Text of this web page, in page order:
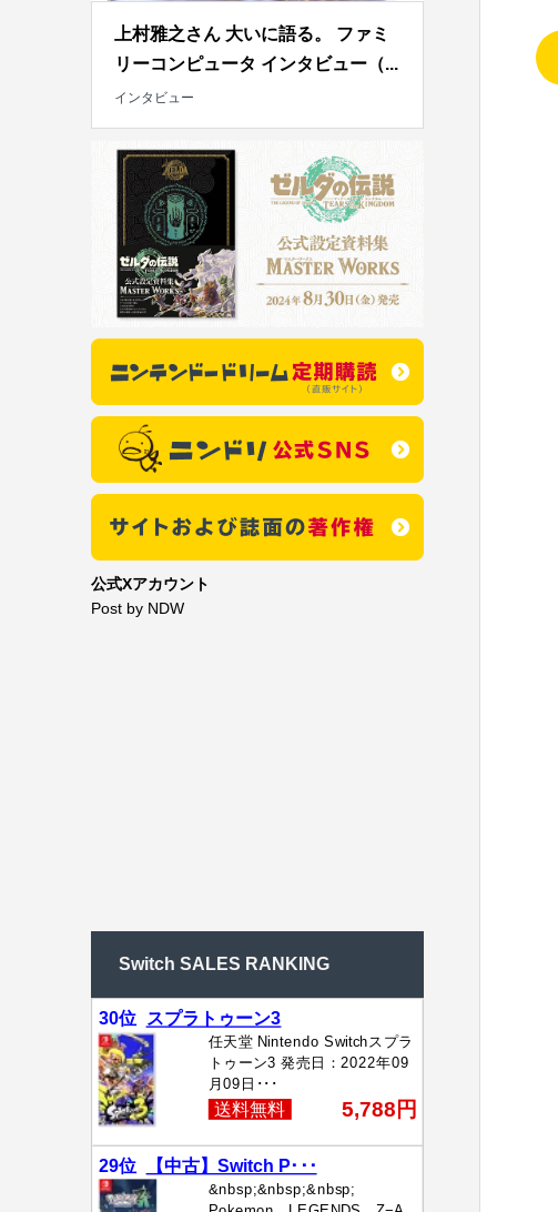
上村雅之さん 大いに語る。 ファミ
リーコンピュータ インタビュー（...
インタビュー
公式Xアカウント
Post by NDW
Switch SALES RANKING